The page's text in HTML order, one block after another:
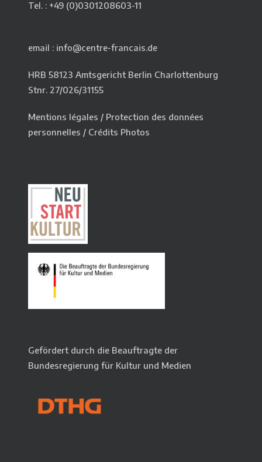
Tel. : +49 (0)0301208603-11
email : info@centre-francais.de
HRB 58123 Amtsgericht Berlin Charlottenburg
Stnr. 27/026/31155
Mentions légales / Protection des données
personnelles / Crédits Photos
Gefördert durch die Beauftragte der
Bundesregierung für Kultur und Medien